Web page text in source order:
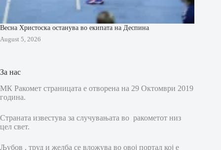
Весна Христоска останува во екипата на Деспина
August 5, 2026
За нас
МК Ракомет страницата е отворена на 29 Октомври 2019
година.
Страната известува за случувањата во ракометот низ
цел свет.
Љубов , труд и желба се вложува во овој портал кој е